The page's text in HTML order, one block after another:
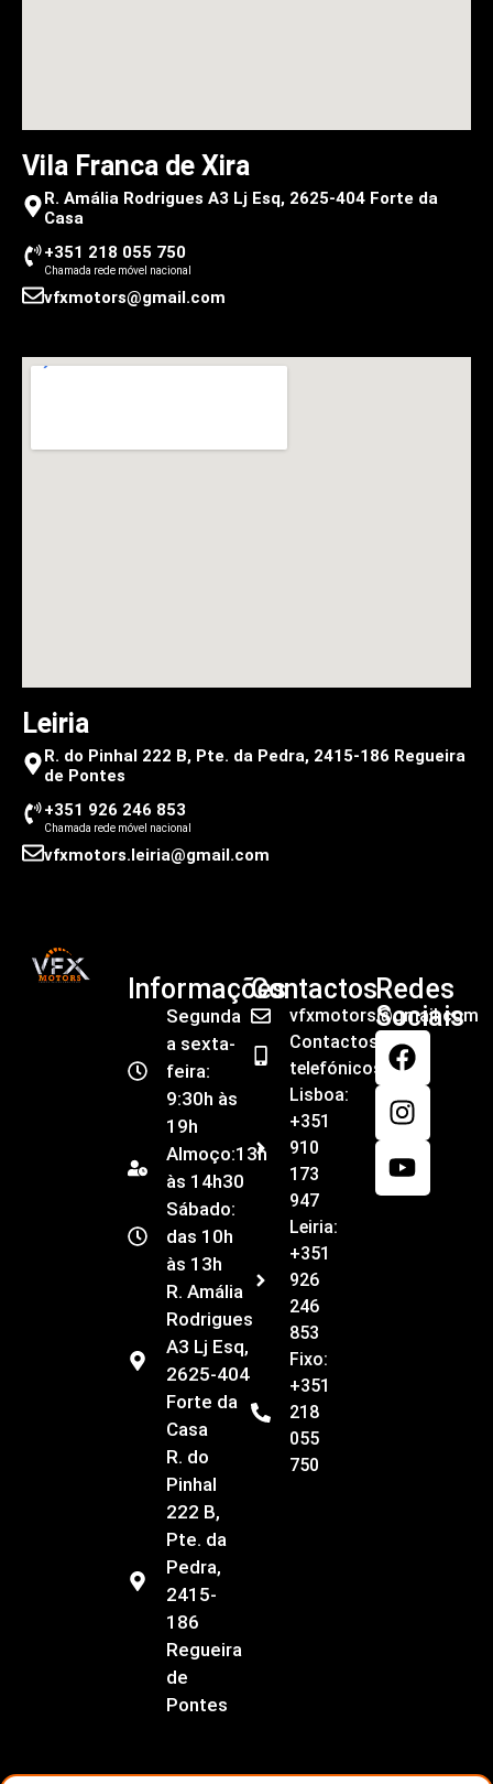
Vila Franca de Xira
R. Amália Rodrigues A3 Lj Esq, 2625-404 Forte da
Casa
+351 218 055 750
Chamada rede móvel nacional
vfxmotors@gmail.com
Leiria
R. do Pinhal 222 B, Pte. da Pedra, 2415-186 Regueira
de Pontes
+351 926 246 853
Chamada rede móvel nacional
vfxmotors.leiria@gmail.com
Informações
Segunda
a sexta-
feira:
9:30h às
19h
Almoço:13h
às 14h30
Sábado:
das 10h
às 13h
R. Amália
Rodrigues
A3 Lj Esq,
2625-404
Forte da
Casa
R. do
Pinhal
222 B,
Pte. da
Pedra,
2415-
186
Regueira
de
Pontes
Contactos
vfxmotors@gmail.com
Contactos
telefónicos
Lisboa:
+351
910
173
947
Leiria:
+351
926
246
853
Fixo:
+351
218
055
750
Redes
Sociais